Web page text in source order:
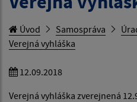
Úvod Samospráva
Verejná vyhláška
12.09.2018
Verejná vyhláška zverejnená